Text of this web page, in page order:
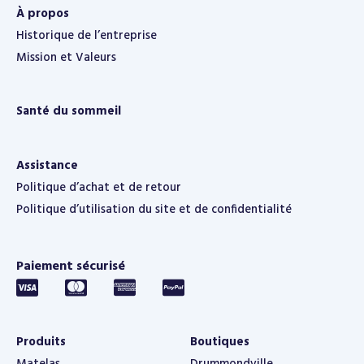
À propos
Historique de l’entreprise
Mission et Valeurs
Santé du sommeil
Assistance
Politique d’achat et de retour
Politique d’utilisation du site et de confidentialité
Paiement sécurisé
Produits
Boutiques